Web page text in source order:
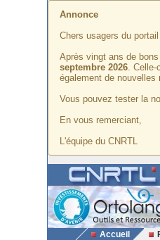
Annonce
Chers usagers du
Après vingt ans de
septembre 2026. Celle-
également de nouvelles
Vous pouvez tester la
En vous remerciant,
L'équipe du CNRTL
Accueil